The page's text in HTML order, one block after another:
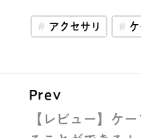
アクセサリ
Prev
【レビュー】ケ